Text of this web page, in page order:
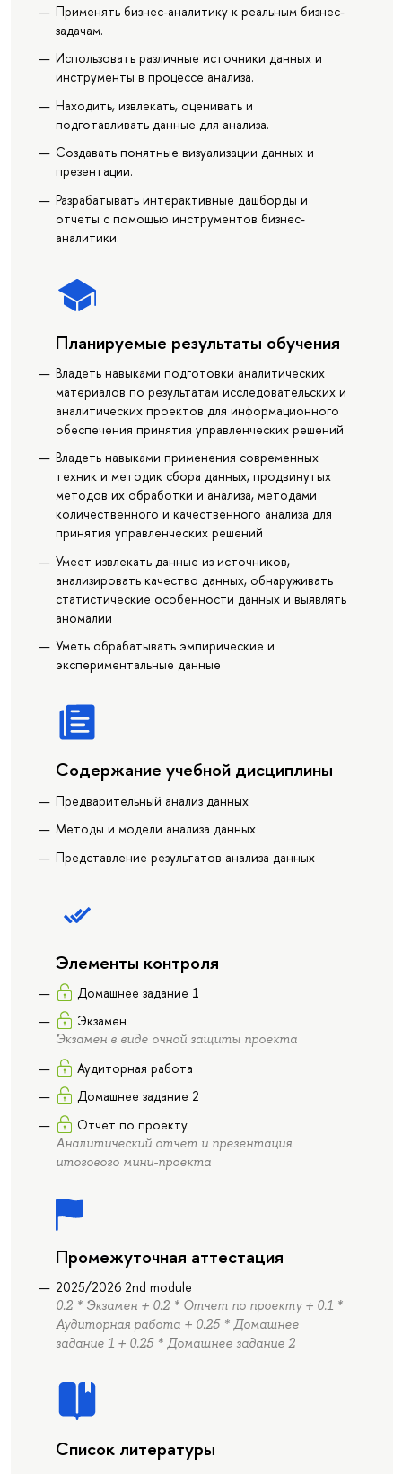
Применять бизнес-аналитику к реальным бизнес-
задачам.
Использовать различные источники данных и
инструменты в процессе анализа.
Находить, извлекать, оценивать и
подготавливать данные для анализа.
Создавать понятные визуализации данных и
презентации.
Разрабатывать интерактивные дашборды и
отчеты с помощью инструментов бизнес-
аналитики.
Планируемые результаты обучения
Владеть навыками подготовки аналитических
материалов по результатам исследовательских и
аналитических проектов для информационного
обеспечения принятия управленческих решений
Владеть навыками применения современных
техник и методик сбора данных, продвинутых
методов их обработки и анализа, методами
количественного и качественного анализа для
принятия управленческих решений
Умеет извлекать данные из источников,
анализировать качество данных, обнаруживать
статистические особенности данных и выявлять
аномалии
Уметь обрабатывать эмпирические и
экспериментальные данные
Содержание учебной дисциплины
Предварительный анализ данных
Методы и модели анализа данных
Представление результатов анализа данных
Элементы контроля
Домашнее задание 1
Экзамен
Экзамен в виде очной защиты проекта
Аудиторная работа
Домашнее задание 2
Отчет по проекту
Аналитический отчет и презентация
итогового мини-проекта
Промежуточная аттестация
2025/2026 2nd module
0.2 * Экзамен + 0.2 * Отчет по проекту + 0.1 *
Аудиторная работа + 0.25 * Домашнее
задание 1 + 0.25 * Домашнее задание 2
Список литературы